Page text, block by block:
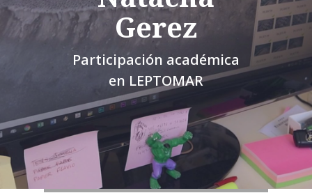
Gerez
Participación académica
en LEPTOMAR